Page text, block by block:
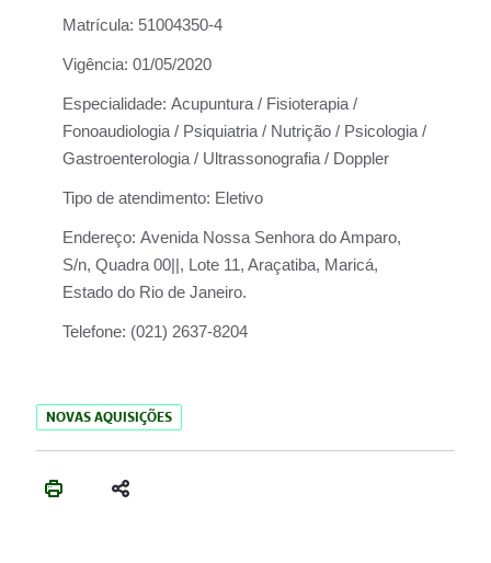
Matrícula: 51004350-4
Vigência: 01/05/2020
Especialidade: Acupuntura / Fisioterapia /
Fonoaudiologia / Psiquiatria / Nutrição / Psicologia /
Gastroenterologia / Ultrassonografia / Doppler
Tipo de atendimento: Eletivo
Endereço: Avenida Nossa Senhora do Amparo,
S/n, Quadra 00||, Lote 11, Araçatiba, Maricá,
Estado do Rio de Janeiro.
Telefone: (021) 2637-8204
NOVAS AQUISIÇÕES